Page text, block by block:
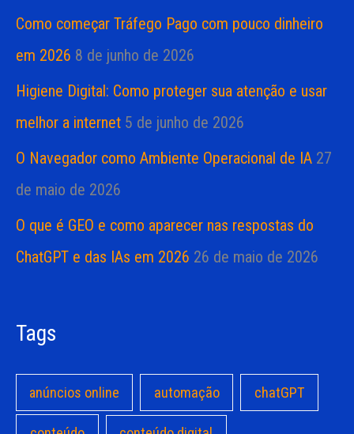
Como começar Tráfego Pago com pouco dinheiro
em 2026 8 de junho de 2026
Higiene Digital: Como proteger sua atenção e usar
melhor a internet 5 de junho de 2026
O Navegador como Ambiente Operacional de IA 27
de maio de 2026
O que é GEO e como aparecer nas respostas do
ChatGPT e das IAs em 2026 26 de maio de 2026
Tags
anúncios online automação chatGPT